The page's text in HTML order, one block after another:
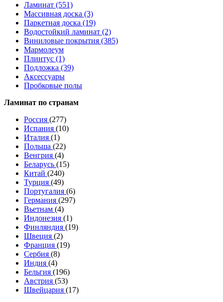
Ламинат (551)
Массивная доска (3)
Паркетная доска (19)
Водостойкий ламинат (2)
Виниловые покрытия (385)
Мармолеум
Плинтус (1)
Подложка (39)
Аксессуары
Пробковые полы
Ламинат по странам
Россия (277)
Испания (10)
Италия (1)
Польша (22)
Венгрия (4)
Беларусь (15)
Китай (240)
Турция (49)
Португалия (6)
Германия (297)
Вьетнам (4)
Индонезия (1)
Финляндия (19)
Швеция (2)
Франция (19)
Сербия (8)
Индия (4)
Бельгия (196)
Австрия (53)
Швейцария (17)